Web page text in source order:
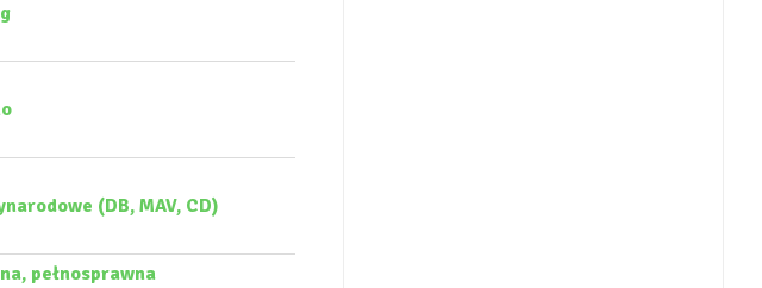
(DB, MAV, CD)
pełnosprawna